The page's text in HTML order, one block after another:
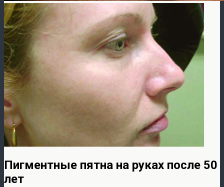
Пигментные пятна на руках после 50
лет